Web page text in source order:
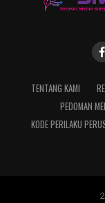
TENTANG KAMI
PEDOMAN
KODE PERILAKU